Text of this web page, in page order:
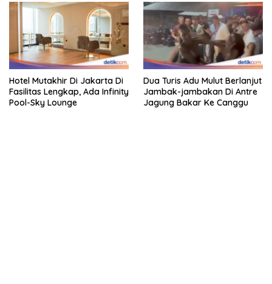
Hotel Mutakhir Di Jakarta Di
Fasilitas Lengkap, Ada Infinity
Pool-Sky Lounge
Dua Turis Adu Mulut Berlanjut
Jambak-jambakan Di Antre
Jagung Bakar Ke Canggu